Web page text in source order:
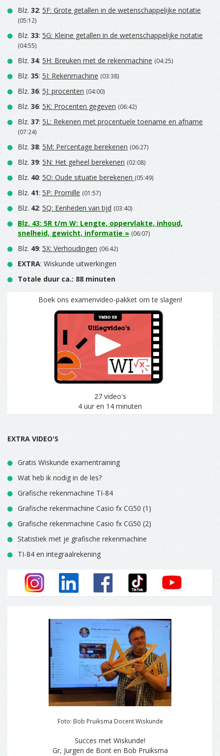
Blz. 32: 5F: Grote getallen in de wetenschappelijke notatie
(05:12)
Blz. 33: 5G: Kleine getallen in de wetenschappelijke notatie
(04:55)
Blz. 34: 5H: Breuken met de rekenmachine (04:25)
Blz. 35: 5I: Rekenmachine (03:38)
Blz. 36: 5J: procenten (04:00)
Blz. 36: 5K: Procenten gegeven (06:42)
Blz. 37: 5L: Rekenen met procentuele toename en afname
(07:24)
Blz. 38: 5M: Percentage berekenen (06:27)
Blz. 39: 5N: Het geheel berekenen (02:08)
Blz. 40: 5O: Oude situatie berekenen (05:49)
Blz. 41: 5P: Promille (01:57)
Blz. 42: 5Q: Eenheden van tijd (03:40)
Blz. 43: 5R t/m W: Lengte, oppervlakte, inhoud,
snelheid, gewicht, informatie » (06:07)
Blz. 49: 5X: Verhoudingen (06:42)
EXTRA: Wiskunde uitwerkingen
Totale duur ca.: 88 minuten
Boek ons examenvideo-pakket om te slagen!
27 video's
4 uur en 14 minuten
EXTRA VIDEO'S
Gratis Wiskunde examentraining
Wat heb ik nodig in de les?
Grafische rekenmachine TI-84
Grafische rekenmachine Casio fx CG50 (1)
Grafische rekenmachine Casio fx CG50 (2)
Statistiek met je grafische rekenmachine
TI-84 en integraalrekening
Foto: Bob Pruiksma Docent Wiskunde
Succes met Wiskunde!
Gr, Jurgen de Bont en Bob Pruiksma